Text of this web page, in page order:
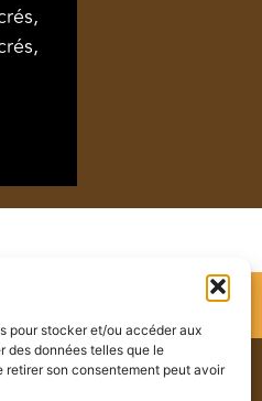
pour stocker et/ou accéder aux
des données telles que le
retirer son consentement peut avoir